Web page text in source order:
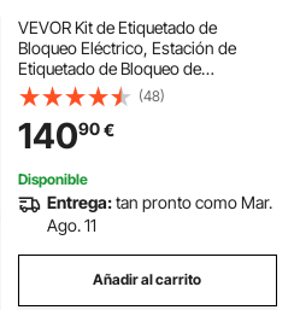
VEVOR Kit de Etiquetado de
Bloqueo Eléctrico, Estación de
Etiquetado de Bloqueo de
Seguridad de 59 Piezas con
Candados, Cerrojos, Etiquetas,
Bridas, Bloqueo de Enchufe,
Bloqueo de Disyuntor, Caja
(48)
14090€
Disponible
Entrega:tan pronto como Mar.
Ago. 11
Añadir al carrito